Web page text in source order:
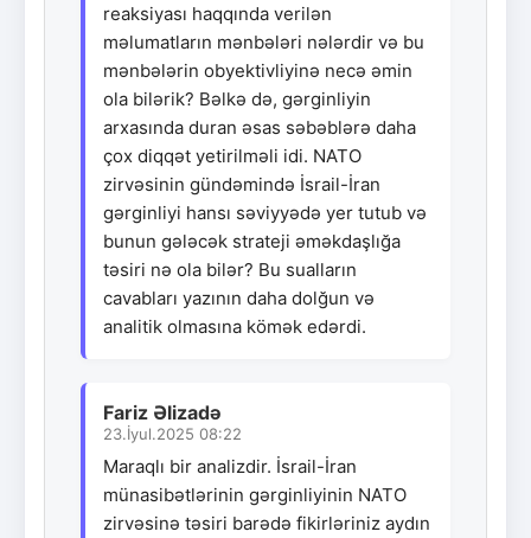
reaksiyası haqqında verilən
məlumatların mənbələri nələrdir və bu
mənbələrin obyektivliyinə necə əmin
ola bilərik? Bəlkə də, gərginliyin
arxasında duran əsas səbəblərə daha
çox diqqət yetirilməli idi. NATO
zirvəsinin gündəmində İsrail-İran
gərginliyi hansı səviyyədə yer tutub və
bunun gələcək strateji əməkdaşlığa
təsiri nə ola bilər? Bu sualların
cavabları yazının daha dolğun və
analitik olmasına kömək edərdi.
Fariz Əlizadə
23.İyul.2025 08:22
Maraqlı bir analizdir. İsrail-İran
münasibətlərinin gərginliyinin NATO
zirvəsinə təsiri barədə fikirləriniz aydın